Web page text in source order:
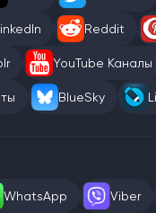
Reddit
YouTube Каналы
BlueSky
WhatsApp Viber